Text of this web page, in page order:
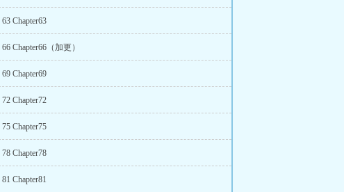
63 Chapter63
66 Chapter66（加更）
69 Chapter69
72 Chapter72
75 Chapter75
78 Chapter78
81 Chapter81